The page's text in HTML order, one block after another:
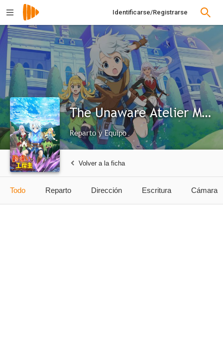
Identificarse/Registrarse
The Unaware Atelier Master
Reparto y Equipo
Volver a la ficha
Todo Reparto Dirección Escritura Cámara